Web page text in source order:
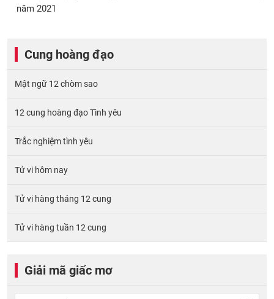
năm 2021
Cung hoàng đạo
Mật ngữ 12 chòm sao
12 cung hoàng đạo Tình yêu
Trắc nghiệm tình yêu
Tử vi hôm nay
Tử vi hàng tháng 12 cung
Tử vi hàng tuần 12 cung
Giải mã giấc mơ